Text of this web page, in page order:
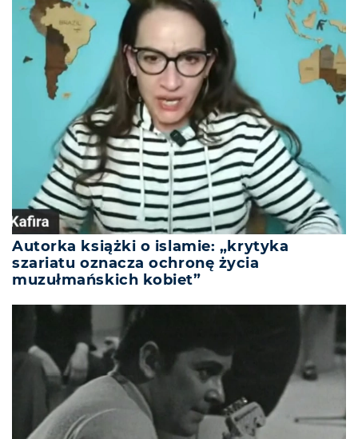
Autorka książki o islamie: „krytyka
szariatu oznacza ochronę życia
muzułmańskich kobiet”